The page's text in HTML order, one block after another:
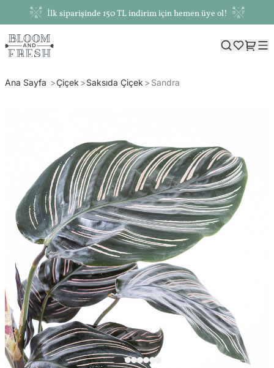
İlk siparişinde 150 TL indirim için hemen üye ol!
Ana Sayfa Çiçek Saksıda Çiçek Sandra